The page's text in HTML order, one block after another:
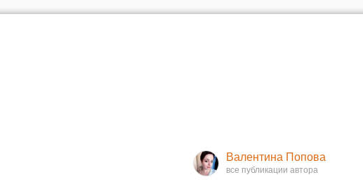
Валентина Попова